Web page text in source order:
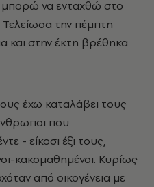
μπορώ να ενταχθώ στο
την πέμπτη
και στην έκτη βρέθηκα
έχω καταλάβει τους
που
- είκοσι έξι τους,
κακομαθημένοι. Κυρίως
από οικογένεια με